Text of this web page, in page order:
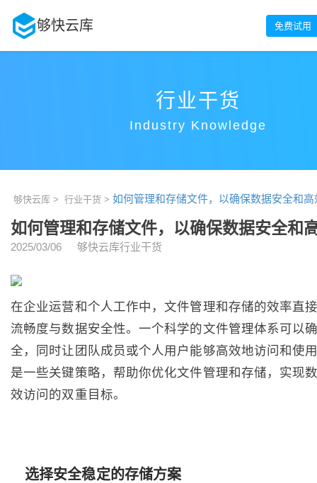
够快云库 免费试用
行业干货
Industry Knowledge
够快云库 > 行业干货 > 如何管理和存储文件，以确保数据安全和高
如何管理和存储文件，以确保数据安全和
2025/03/06 够快云库行业干货
在企业运营和个人工作中，文件管理和存储的效率直
流畅度与数据安全性。一个科学的文件管理体系可以
全，同时让团队成员或个人用户能够高效地访问和使
是一些关键策略，帮助你优化文件管理和存储，实现
效访问的双重目标。
选择安全稳定的存储方案